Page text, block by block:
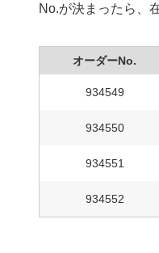
No.が決まったら、
オーダーNo.
934549
934550
934551
934552